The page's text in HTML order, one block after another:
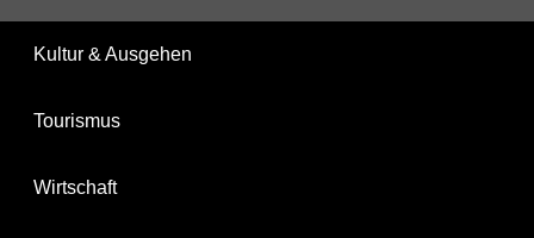
Kultur & Ausgehen
Tourismus
Wirtschaft